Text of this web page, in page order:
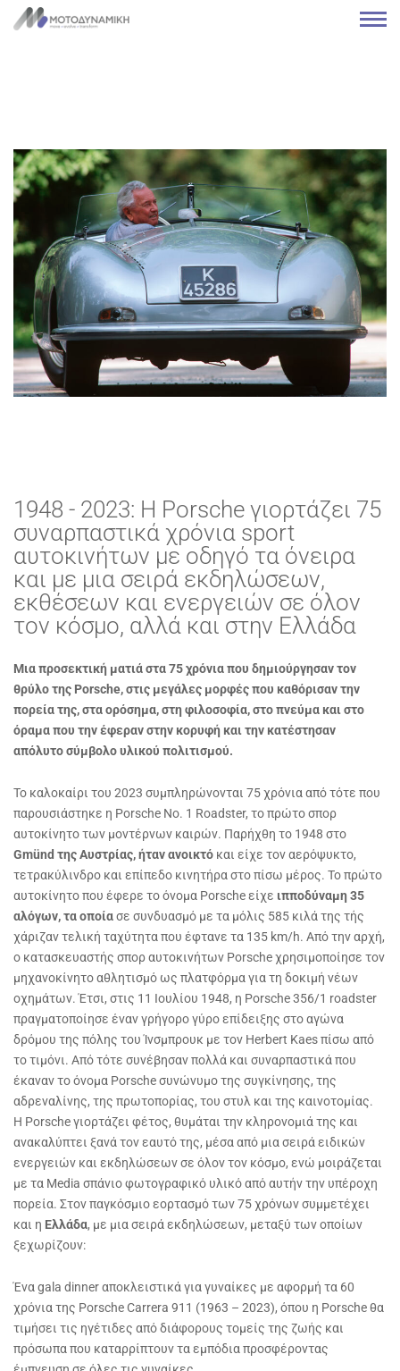
1948 - 2023: Η Porsche γιορτάζει 75
συναρπαστικά χρόνια sport
αυτοκινήτων με οδηγό τα όνειρα
και με μια σειρά εκδηλώσεων,
εκθέσεων και ενεργειών σε όλον
τον κόσμο, αλλά και στην Ελλάδα
Μια προσεκτική ματιά στα 75 χρόνια που δημιούργησαν τον
θρύλο της Porsche, στις μεγάλες μορφές που καθόρισαν την
πορεία της, στα ορόσημα, στη φιλοσοφία, στο πνεύμα και στο
όραμα που την έφεραν στην κορυφή και την κατέστησαν
απόλυτο σύμβολο υλικού πολιτισμού.
Το καλοκαίρι του 2023 συμπληρώνονται 75 χρόνια από τότε που
παρουσιάστηκε η Porsche No. 1 Roadster, το πρώτο σπορ
αυτοκίνητο των μοντέρνων καιρών. Παρήχθη το 1948 στο
Gmünd της Αυστρίας, ήταν ανοικτό και είχε τον αερόψυκτο,
τετρακύλινδρο και επίπεδο κινητήρα στο πίσω μέρος. Το πρώτο
αυτοκίνητο που έφερε το όνομα Porsche είχε ιπποδύναμη 35
αλόγων, τα οποίασε συνδυασμό με τα μόλις 585 κιλά της τής
χάριζαν τελική ταχύτητα που έφτανε τα 135 km/h. Από την αρχή,
ο κατασκευαστής σπορ αυτοκινήτων Porsche χρησιμοποίησε τον
μηχανοκίνητο αθλητισμό ως πλατφόρμα για τη δοκιμή νέων
οχημάτων. Έτσι, στις 11 Ιουλίου 1948, η Porsche 356/1 roadster
πραγματοποίησε έναν γρήγορο γύρο επίδειξης στο αγώνα
δρόμου της πόλης του Ίνσμπρουκ με τον Herbert Kaes πίσω από
το τιμόνι. Από τότε συνέβησαν πολλά και συναρπαστικά που
έκαναν το όνομα Porsche συνώνυμο της συγκίνησης, της
αδρεναλίνης, της πρωτοπορίας, του στυλ και της καινοτομίας.
Η Porsche γιορτάζει φέτος, θυμάται την κληρονομιά της και
ανακαλύπτει ξανά τον εαυτό της, μέσα από μια σειρά ειδικών
ενεργειών και εκδηλώσεων σε όλον τον κόσμο, ενώ μοιράζεται
με τα Media σπάνιο φωτογραφικό υλικό από αυτήν την υπέροχη
πορεία. Στον παγκόσμιο εορτασμό των 75 χρόνων συμμετέχει
και η Ελλάδα, με μια σειρά εκδηλώσεων, μεταξύ των οποίων
ξεχωρίζουν:
Ένα gala dinner αποκλειστικά για γυναίκες με αφορμή τα 60
χρόνια της Porsche Carrera 911 (1963 – 2023), όπου η Porsche θα
τιμήσει τις ηγέτιδες από διάφορους τομείς της ζωής και
πρόσωπα που καταρρίπτουν τα εμπόδια προσφέροντας